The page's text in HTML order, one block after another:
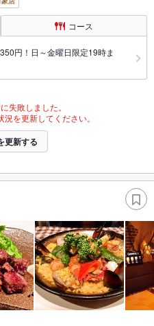
コース
円！日～金曜日限定19時ま
失敗しました。
を更新してください。
更新する